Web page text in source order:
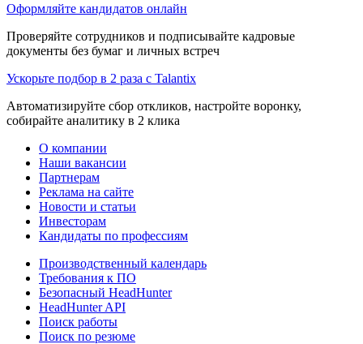
Оформляйте кандидатов онлайн
Проверяйте сотрудников и подписывайте кадровые
документы без бумаг и личных встреч
Ускорьте подбор в 2 раза с Talantix
Автоматизируйте сбор откликов, настройте воронку,
собирайте аналитику в 2 клика
О компании
Наши вакансии
Партнерам
Реклама на сайте
Новости и статьи
Инвесторам
Кандидаты по профессиям
Производственный календарь
Требования к ПО
Безопасный HeadHunter
HeadHunter API
Поиск работы
Поиск по резюме